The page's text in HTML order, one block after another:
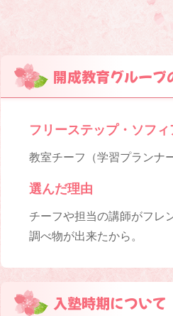
開成教育グループ
フリーステップ・ソフ
教室チーフ（学習プランナ
選んだ理由
チーフや担当の講師がフレ
調べ物が出来たから。
入塾時期について